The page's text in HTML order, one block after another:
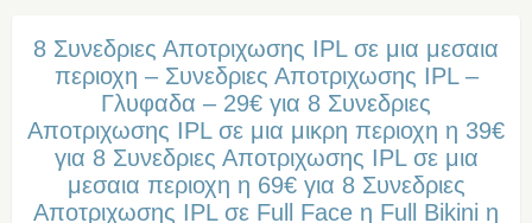
8 Συνεδριες Αποτριχωσης IPL σε μια μεσαια
περιοχη – Συνεδριες Αποτριχωσης IPL –
Γλυφαδα – 29€ για 8 Συνεδριες
Αποτριχωσης IPL σε μια μικρη περιοχη η 39€
για 8 Συνεδριες Αποτριχωσης IPL σε μια
μεσαια περιοχη η 69€ για 8 Συνεδριες
Αποτριχωσης IPL σε Full Face η Full Bikini η